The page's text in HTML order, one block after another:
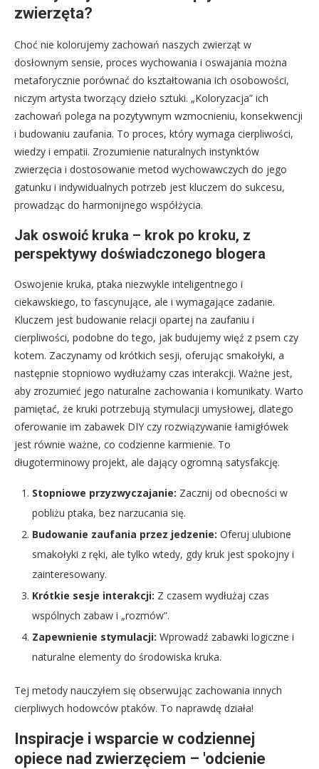
zwierzęta?
Choć nie kolorujemy zachowań naszych zwierząt w
dosłownym sensie, proces wychowania i oswajania można
metaforycznie porównać do kształtowania ich osobowości,
niczym artysta tworzący dzieło sztuki. „Koloryzacja” ich
zachowań polega na pozytywnym wzmocnieniu, konsekwencji
i budowaniu zaufania. To proces, który wymaga cierpliwości,
wiedzy i empatii. Zrozumienie naturalnych instynktów
zwierzęcia i dostosowanie metod wychowawczych do jego
gatunku i indywidualnych potrzeb jest kluczem do sukcesu,
prowadząc do harmonijnego współżycia.
Jak oswoić kruka – krok po kroku, z
perspektywy doświadczonego blogera
Oswojenie kruka, ptaka niezwykle inteligentnego i
ciekawskiego, to fascynujące, ale i wymagające zadanie.
Kluczem jest budowanie relacji opartej na zaufaniu i
cierpliwości, podobne do tego, jak budujemy więź z psem czy
kotem. Zaczynamy od krótkich sesji, oferując smakołyki, a
następnie stopniowo wydłużamy czas interakcji. Ważne jest,
aby zrozumieć jego naturalne zachowania i komunikaty. Warto
pamiętać, że kruki potrzebują stymulacji umysłowej, dlatego
oferowanie im zabawek DIY czy rozwiązywanie łamigłówek
jest równie ważne, co codzienne karmienie. To
długoterminowy projekt, ale dający ogromną satysfakcję.
Stopniowe przyzwyczajanie: Zacznij od obecności w
pobliżu ptaka, bez narzucania się.
Budowanie zaufania przez jedzenie: Oferuj ulubione
smakołyki z ręki, ale tylko wtedy, gdy kruk jest spokojny i
zainteresowany.
Krótkie sesje interakcji: Z czasem wydłużaj czas
wspólnych zabaw i „rozmów”.
Zapewnienie stymulacji: Wprowadź zabawki logiczne i
naturalne elementy do środowiska kruka.
Tej metody nauczyłem się obserwując zachowania innych
cierpliwych hodowców ptaków. To naprawdę działa!
Inspiracje i wsparcie w codziennej
opiece nad zwierzęciem – 'odcienie